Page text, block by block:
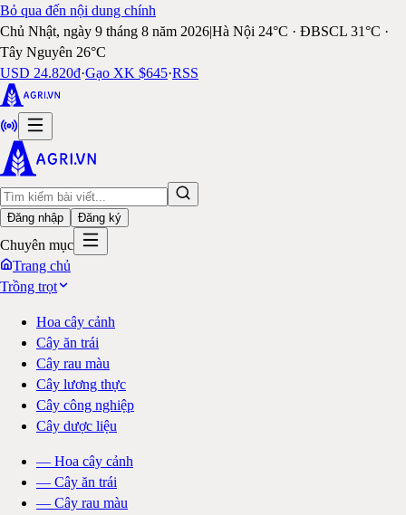
Bỏ qua đến nội dung chính
Chủ Nhật, ngày 9 tháng 8 năm 2026|Hà Nội 24°C · ĐBSCL 31°C ·
Tây Nguyên 26°C
USD 24.820đ·Gạo XK $645·RSS
Đăng nhập Đăng ký
Chuyên mục
Trang chủ
Trồng trọt
Hoa cây cảnh
Cây ăn trái
Cây rau màu
Cây lương thực
Cây công nghiệp
Cây dược liệu
— Hoa cây cảnh
— Cây ăn trái
— Cây rau màu